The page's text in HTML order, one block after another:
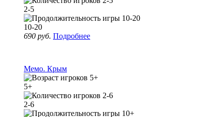
2-5
10-20
690 руб. Подробнее
Мемо. Крым
5+
2-6